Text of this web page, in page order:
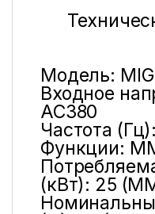
Модель:
Входное
AC380
Частота
Функции:
(кВт): 25